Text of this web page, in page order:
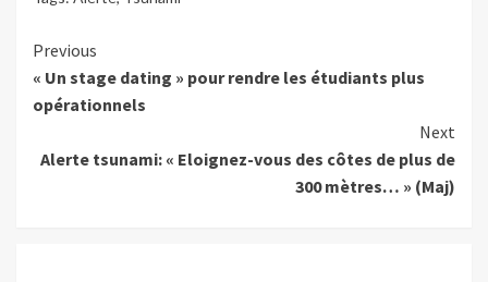
Continue
Reading
Previous
« Un stage dating » pour rendre les étudiants plus
opérationnels
Next
Alerte tsunami: « Eloignez-vous des côtes de plus de
300 mètres… » (Maj)